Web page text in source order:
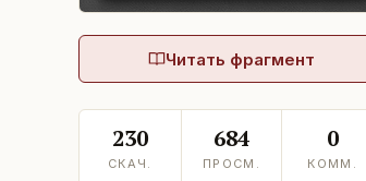
Читать фрагмент
230
СКАЧ.
684
ПРОСМ.
0
КОММ.